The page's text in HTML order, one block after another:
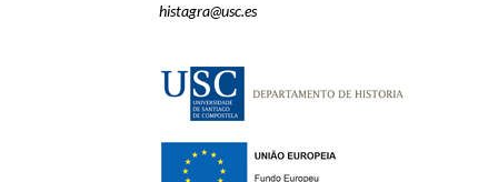
histagra@usc.es